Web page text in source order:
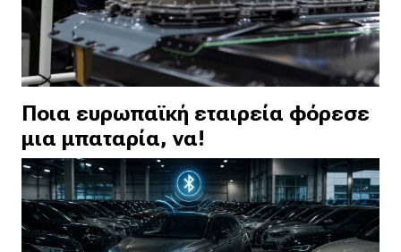
Ποια ευρωπαϊκή εταιρεία φόρεσε
μια μπαταρία, να!